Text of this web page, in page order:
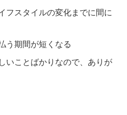
フスタイルの変化までに間に
う期間が短くなる
いことばかりなので、ありが